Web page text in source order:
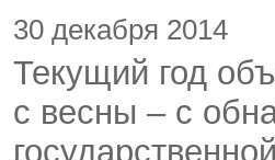
30 декабря 2014
Текущий год
с весны – с